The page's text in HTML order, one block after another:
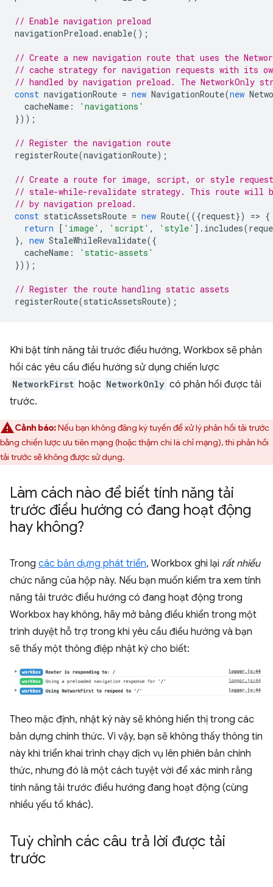
// Enable navigation preload
navigationPreload . enable();
// Create a new navigation route that uses the
// cache strategy for navigation requests with its
// handled by navigation preload. The NetworkOnly
const navigationRoute = new NavigationRoute(new
cacheName :
'navigations'
}));
// Register the navigation route
registerRoute(navigationRoute);
// Create a route for image, script, or style
// stale-while-revalidate strategy. This route will
// by navigation preload.
const staticAssetsRoute = new Route(({request}) => {
return
[ 'image' , 'script' , 'style' ]. includes(
},
new StaleWhileRevalidate({
cacheName :
'static-assets'
}));
// Register the route handling static assets
registerRoute(staticAssetsRoute);
Khi bật tính năng tải trước điều hướng, Workbox sẽ phản
hồi các yêu cầu điều hướng sử dụng chiến lược
NetworkFirst hoặc NetworkOnly có phản hồi được tải
trước.
Cảnh báo:Nếu bạn không đăng ký tuyến để xử lý phản hồi tải trước
bằng chiến lược ưu tiên mạng (hoặc thậm chí là chỉ mạng), thì phản hồi
tải trước sẽ không được sử dụng.
Làm cách nào để biết tính năng tải
trước điều hướng có đang hoạt động
hay không?
Trong các bản dựng phát triển, Workbox ghi lại rất nhiều
chức năng của hộp này. Nếu bạn muốn kiểm tra xem tính
năng tải trước điều hướng có đang hoạt động trong
Workbox hay không, hãy mở bảng điều khiển trong một
trình duyệt hỗ trợ trong khi yêu cầu điều hướng và bạn
sẽ thấy một thông điệp nhật ký cho biết:
Theo mặc định, nhật ký này sẽ không hiển thị trong các
bản dựng chính thức. Vì vậy, bạn sẽ không thấy thông tin
này khi triển khai trình chạy dịch vụ lên phiên bản chính
thức, nhưng đó là một cách tuyệt vời để xác minh rằng
tính năng tải trước điều hướng đang hoạt động (cùng
nhiều yếu tố khác).
Tuỳ chỉnh các câu trả lời được tải
trước